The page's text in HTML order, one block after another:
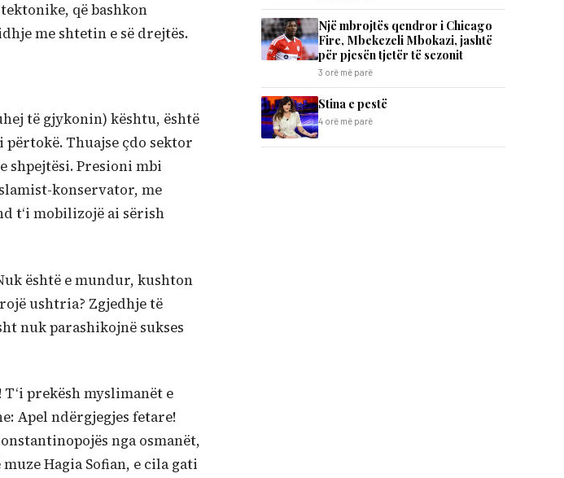
që bashkon
me shtetin e së drejtës.
të gjykonin) kështu, është
Thuajse çdo sektor
shpejtësi. Presioni mbi
konservator, me
t‘i mobilizojë ai sërish
është e mundur, kushton
ushtria? Zgjedhje të
nuk parashikojnë sukses
prekësh myslimanët e
Apel ndërgjegjes fetare!
nga osmanët,
Hagia Sofian, e cila gati
Një mbrojtës qendror i Chicago
Fire, Mbekezeli Mbokazi, jashtë
për pjesën tjetër të sezonit
3 orë më parë
Stina e pestë
4 orë më parë